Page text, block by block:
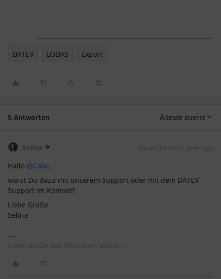
DATEV LODAS Export
5 Antworten Älteste zuerst
Selina Forum|Forum|5 years ago
Hallo @Cata,
warst Du dazu mit unserem Support oder mit dem DATEV
Support im Kontakt?
Liebe Grüße
Selina
Liebe Grüße aus München, Selina ✨